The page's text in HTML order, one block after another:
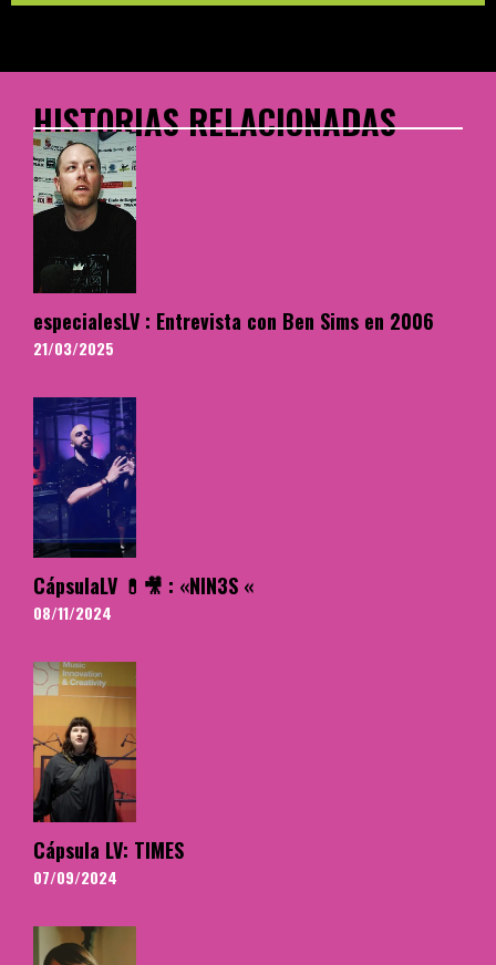
HISTORIAS RELACIONADAS
especialesLV : Entrevista con Ben Sims en 2006
21/03/2025
CápsulaLV 💊🎥 : «NIN3S «
08/11/2024
Cápsula LV: TIMES
07/09/2024